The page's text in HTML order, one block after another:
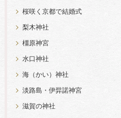
桜咲く京都で結婚式
梨木神社
橿原神宮
水口神社
海（かい）神社
淡路島・伊弉諾神宮
滋賀の神社